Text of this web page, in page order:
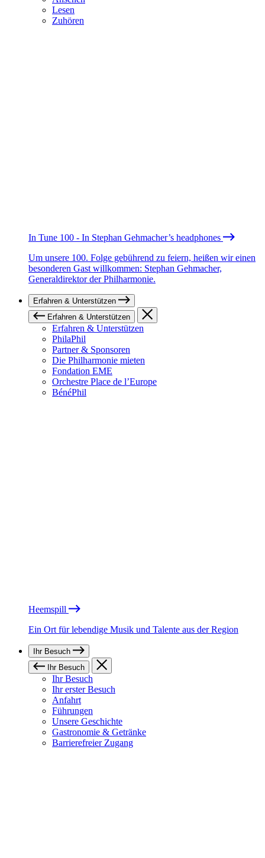
Lesen
Zuhören
In Tune 100 - In Stephan Gehmacher’s headphones
Um unsere 100. Folge gebührend zu feiern, heißen wir einen
besonderen Gast willkommen: Stephan Gehmacher,
Generaldirektor der Philharmonie.
Erfahren & Unterstützen
Erfahren & Unterstützen
Erfahren & Unterstützen
PhilaPhil
Partner & Sponsoren
Die Philharmonie mieten
Fondation EME
Orchestre Place de l’Europe
BénéPhil
Heemspill
Ein Ort für lebendige Musik und Talente aus der Region
Ihr Besuch
Ihr Besuch
Ihr Besuch
Ihr erster Besuch
Anfahrt
Führungen
Unsere Geschichte
Gastronomie & Getränke
Barrierefreier Zugang